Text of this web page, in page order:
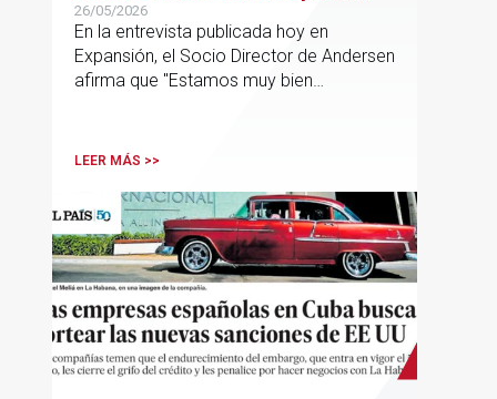
desarrollar nuestro
proyecto»
26/05/2026
En la entrevista publicada hoy en
Expansión, el Socio Director de Andersen
afirma que "Estamos muy bien
tenemos y ese es el modelo que vamos
LEER MÁS >>